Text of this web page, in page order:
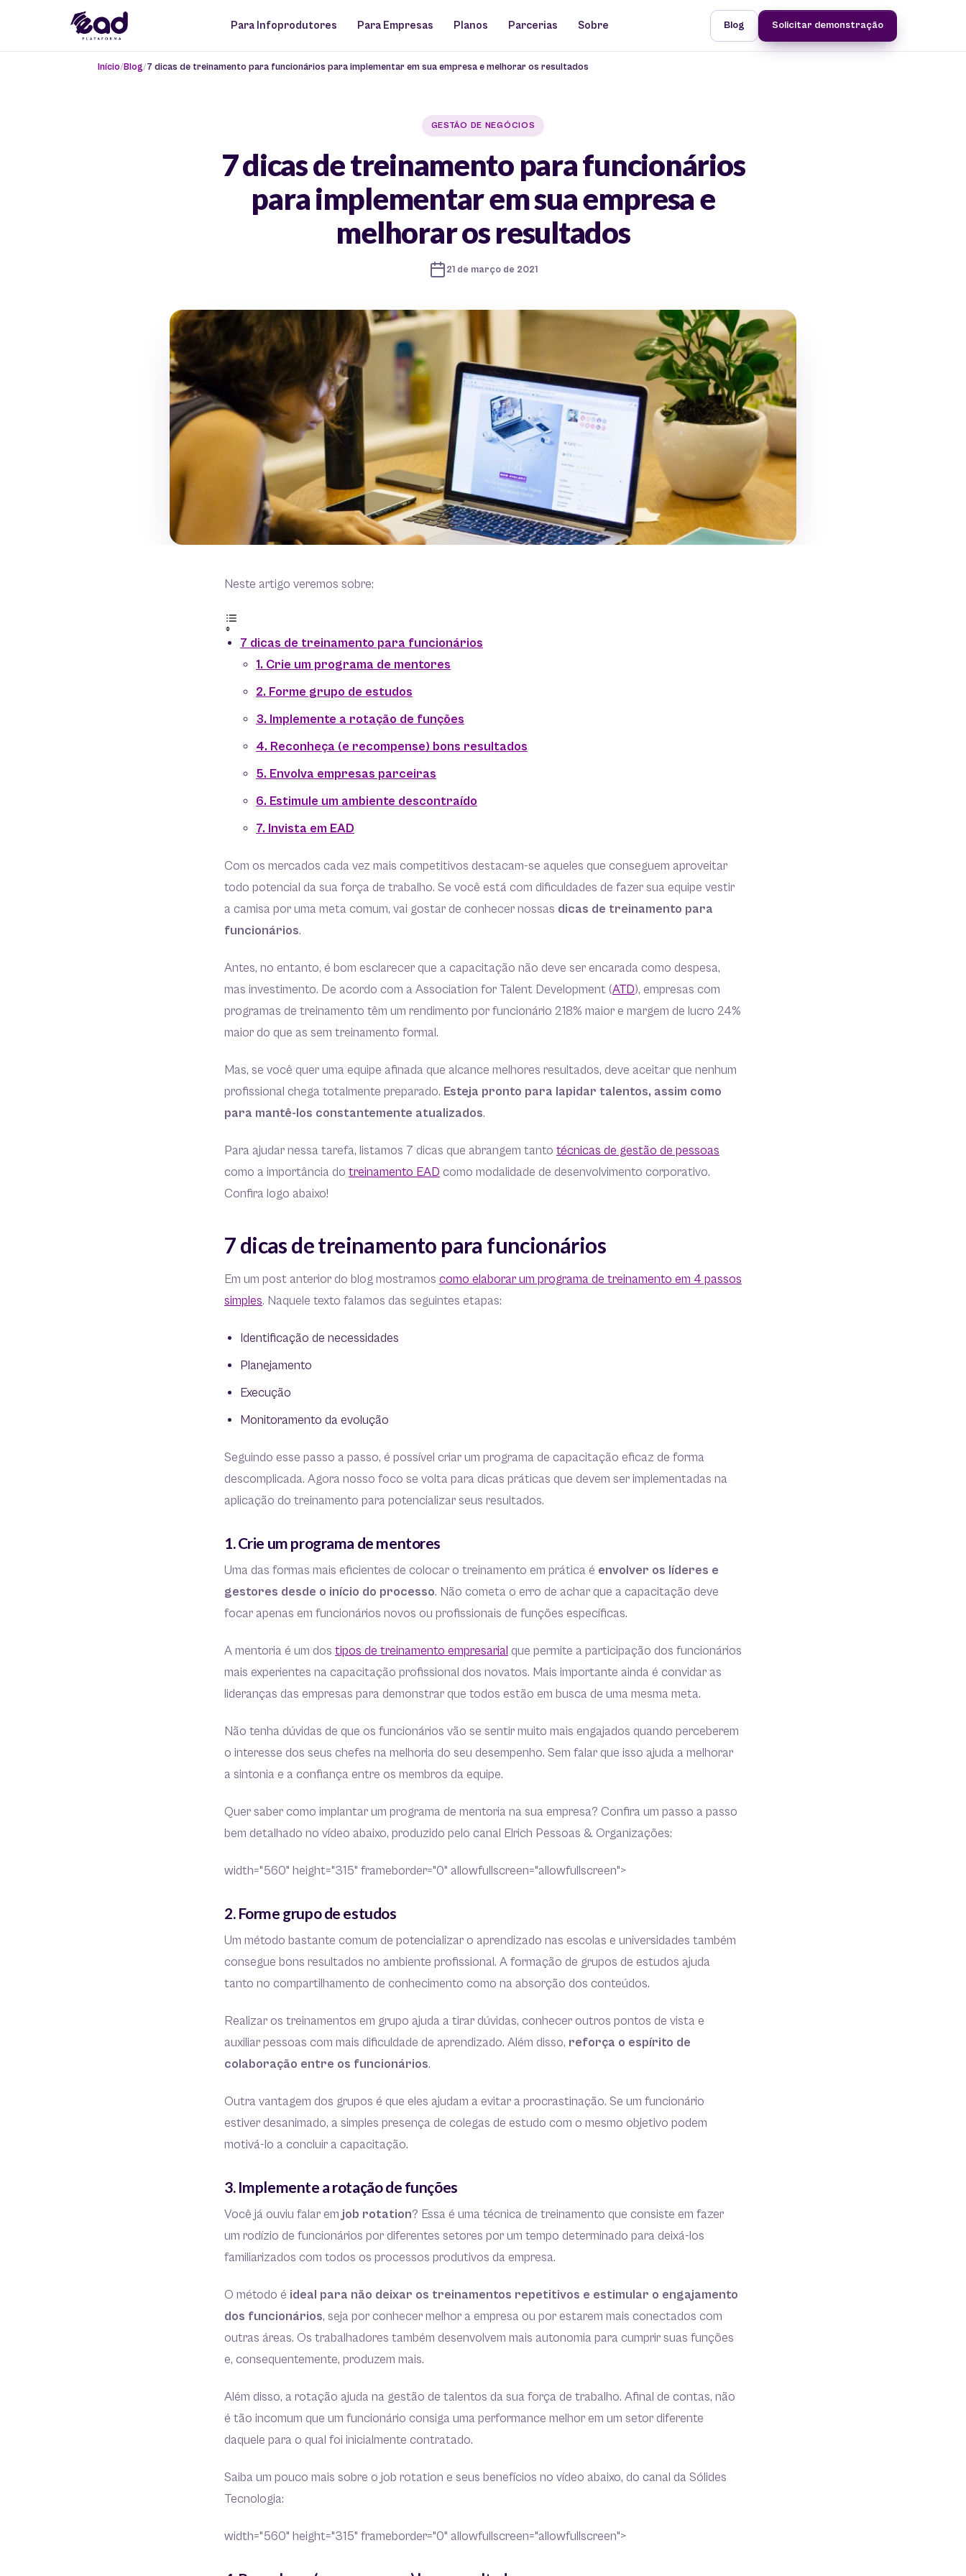
Para Infoprodutores Para Empresas Planos Parcerias Sobre Blog Solicitar demonstração
Início Blog 7 dicas de treinamento para funcionários para implementar em sua empresa e melhorar os resultados
GESTÃO DE NEGÓCIOS
7 dicas de treinamento para funcionários
para implementar em sua empresa e
melhorar os resultados
21 de março de 2021
Neste artigo veremos sobre:
7 dicas de treinamento para funcionários
1. Crie um programa de mentores
2. Forme grupo de estudos
3. Implemente a rotação de funções
4. Reconheça (e recompense) bons resultados
5. Envolva empresas parceiras
6. Estimule um ambiente descontraído
7. Invista em EAD
Com os mercados cada vez mais competitivos destacam-se aqueles que conseguem aproveitar
todo potencial da sua força de trabalho. Se você está com dificuldades de fazer sua equipe vestir
a camisa por uma meta comum, vai gostar de conhecer nossas dicas de treinamento para
funcionários.
Antes, no entanto, é bom esclarecer que a capacitação não deve ser encarada como despesa,
mas investimento. De acordo com a Association for Talent Development (ATD), empresas com
programas de treinamento têm um rendimento por funcionário 218% maior e margem de lucro 24%
maior do que as sem treinamento formal.
Mas, se você quer uma equipe afinada que alcance melhores resultados, deve aceitar que nenhum
profissional chega totalmente preparado. Esteja pronto para lapidar talentos, assim como
para mantê-los constantemente atualizados.
Para ajudar nessa tarefa, listamos 7 dicas que abrangem tanto técnicas de gestão de pessoas
como a importância do treinamento EAD como modalidade de desenvolvimento corporativo.
Confira logo abaixo!
7 dicas de treinamento para funcionários
Em um post anterior do blog mostramos como elaborar um programa de treinamento em 4 passos
simples. Naquele texto falamos das seguintes etapas:
Identificação de necessidades
Planejamento
Execução
Monitoramento da evolução
Seguindo esse passo a passo, é possível criar um programa de capacitação eficaz de forma
descomplicada. Agora nosso foco se volta para dicas práticas que devem ser implementadas na
aplicação do treinamento para potencializar seus resultados.
1. Crie um programa de mentores
Uma das formas mais eficientes de colocar o treinamento em prática é envolver os líderes e
gestores desde o início do processo. Não cometa o erro de achar que a capacitação deve
focar apenas em funcionários novos ou profissionais de funções específicas.
A mentoria é um dos tipos de treinamento empresarial que permite a participação dos funcionários
mais experientes na capacitação profissional dos novatos. Mais importante ainda é convidar as
lideranças das empresas para demonstrar que todos estão em busca de uma mesma meta.
Não tenha dúvidas de que os funcionários vão se sentir muito mais engajados quando perceberem
o interesse dos seus chefes na melhoria do seu desempenho. Sem falar que isso ajuda a melhorar
a sintonia e a confiança entre os membros da equipe.
Quer saber como implantar um programa de mentoria na sua empresa? Confira um passo a passo
bem detalhado no vídeo abaixo, produzido pelo canal Elrich Pessoas & Organizações:
width="560" height="315" frameborder="0" allowfullscreen="allowfullscreen">
2. Forme grupo de estudos
Um método bastante comum de potencializar o aprendizado nas escolas e universidades também
consegue bons resultados no ambiente profissional. A formação de grupos de estudos ajuda
tanto no compartilhamento de conhecimento como na absorção dos conteúdos.
Realizar os treinamentos em grupo ajuda a tirar dúvidas, conhecer outros pontos de vista e
auxiliar pessoas com mais dificuldade de aprendizado. Além disso, reforça o espírito de
colaboração entre os funcionários.
Outra vantagem dos grupos é que eles ajudam a evitar a procrastinação. Se um funcionário
estiver desanimado, a simples presença de colegas de estudo com o mesmo objetivo podem
motivá-lo a concluir a capacitação.
3. Implemente a rotação de funções
Você já ouviu falar emjob rotation? Essa é uma técnica de treinamento que consiste em fazer
um rodízio de funcionários por diferentes setores por um tempo determinado para deixá-los
familiarizados com todos os processos produtivos da empresa.
O método é ideal para não deixar os treinamentos repetitivos e estimular o engajamento
dos funcionários, seja por conhecer melhor a empresa ou por estarem mais conectados com
outras áreas. Os trabalhadores também desenvolvem mais autonomia para cumprir suas funções
e, consequentemente, produzem mais.
Além disso, a rotação ajuda na gestão de talentos da sua força de trabalho. Afinal de contas, não
é tão incomum que um funcionário consiga uma performance melhor em um setor diferente
daquele para o qual foi inicialmente contratado.
Saiba um pouco mais sobre o job rotation e seus benefícios no vídeo abaixo, do canal da Sólides
Tecnologia:
width="560" height="315" frameborder="0" allowfullscreen="allowfullscreen">